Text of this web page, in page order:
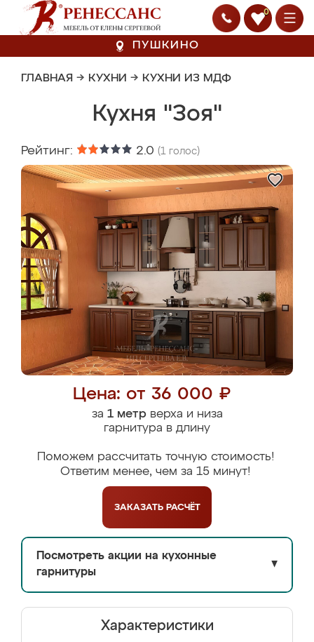
0
ПУШКИНО
ГЛАВНАЯ → КУХНИ → КУХНИ ИЗ МДФ
Кухня "Зоя"
Рейтинг: 2.0 (1 голос)
Цена: от 36 000 ₽
за 1 метрверха и низа
гарнитура в длину
Поможем рассчитать точную стоимость!
Ответим менее, чем за 15 минут!
ЗАКАЗАТЬ РАСЧЁТ
Посмотреть акции на кухонные
гарнитуры
▼
Характеристики